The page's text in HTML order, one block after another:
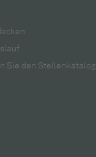
Sie den Stellenkatalog